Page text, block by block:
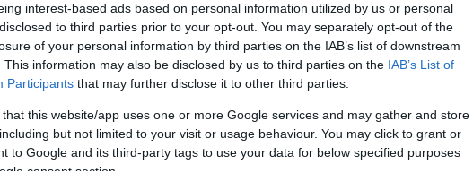
interest-based ads based on personal information utilized by us or personal
to third parties prior to your opt-out. You may separately opt-out of the
of your personal information by third parties on the IAB’s list of downstream
This information may also be disclosed by us to third parties on the IAB’s List of
Participants that may further disclose it to other third parties.
that this website/app uses one or more Google services and may gather and store
but not limited to your visit or usage behaviour. You may click to grant or
to Google and its third-party tags to use your data for below specified purposes